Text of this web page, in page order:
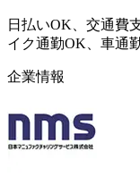
日払いOK、交通費
イク通勤OK、車通
企業情報